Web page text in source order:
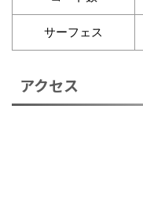
サーフェス
アクセス